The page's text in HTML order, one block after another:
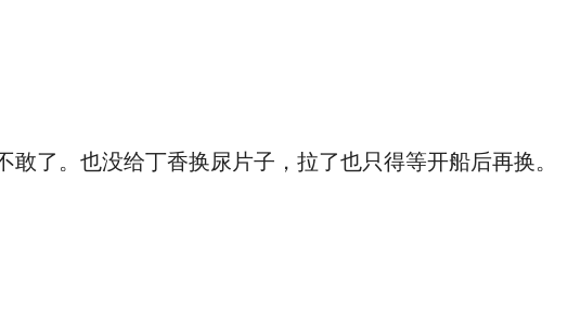
了。也没给丁香换尿片子，拉了也只得等开船后再换。